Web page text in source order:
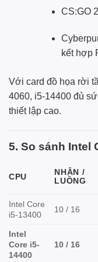
CS:GO
kết hợp
Với card đồ họa rời
4060, i5-14400 đủ
thiết lập cao.
5. So sánh Intel
CPU
NHÂN /
LUỒNG
Intel Core
i5-13400
10 / 16
Intel
Core i5-
14400
10 / 16